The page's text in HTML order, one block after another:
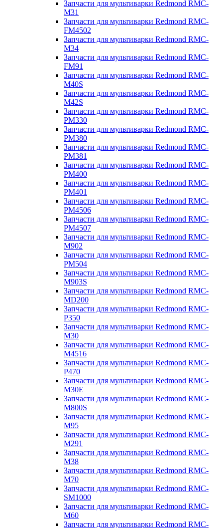
Запчасти для мультиварки Redmond RMC-
M31
Запчасти для мультиварки Redmond RMC-
FM4502
Запчасти для мультиварки Redmond RMC-
M34
Запчасти для мультиварки Redmond RMC-
FM91
Запчасти для мультиварки Redmond RMC-
M40S
Запчасти для мультиварки Redmond RMC-
M42S
Запчасти для мультиварки Redmond RMC-
PM330
Запчасти для мультиварки Redmond RMC-
PM380
Запчасти для мультиварки Redmond RMC-
PM381
Запчасти для мультиварки Redmond RMC-
PM400
Запчасти для мультиварки Redmond RMC-
PM401
Запчасти для мультиварки Redmond RMC-
PM4506
Запчасти для мультиварки Redmond RMC-
PM4507
Запчасти для мультиварки Redmond RMC-
M902
Запчасти для мультиварки Redmond RMC-
PM504
Запчасти для мультиварки Redmond RMC-
M903S
Запчасти для мультиварки Redmond RMC-
MD200
Запчасти для мультиварки Redmond RMC-
P350
Запчасти для мультиварки Redmond RMC-
M30
Запчасти для мультиварки Redmond RMC-
M4516
Запчасти для мультиварки Redmond RMC-
P470
Запчасти для мультиварки Redmond RMC-
M30E
Запчасти для мультиварки Redmond RMC-
M800S
Запчасти для мультиварки Redmond RMC-
M95
Запчасти для мультиварки Redmond RMC-
M291
Запчасти для мультиварки Redmond RMC-
M38
Запчасти для мультиварки Redmond RMC-
M70
Запчасти для мультиварки Redmond RMC-
SM1000
Запчасти для мультиварки Redmond RMC-
M60
Запчасти для мультиварки Redmond RMC-